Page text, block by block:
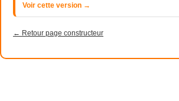
Voir cette version →
← Retour page constructeur